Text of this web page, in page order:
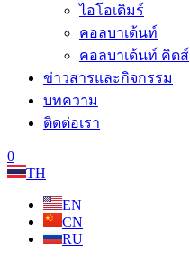
ไอโอเดิมร์
คอลบาเด้นท์
คอลบาเด้นท์ คิดส์
ข่าวสารและกิจกรรม
บทความ
ติดต่อเรา
0
TH
EN
CN
RU